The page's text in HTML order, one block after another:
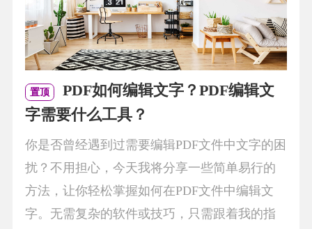
置顶
PDF如何编辑文字？PDF编辑文
字需要什么工具？
你是否曾经遇到过需要编辑PDF文件中文字的困
扰？不用担心，今天我将分享一些简单易行的
方法，让你轻松掌握如何在PDF文件中编辑文
字。无需复杂的软件或技巧，只需跟着我的指